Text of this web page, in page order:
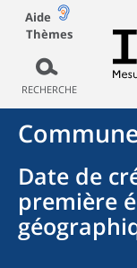
Aide
Thèmes
RECHERCHE
Date de
première